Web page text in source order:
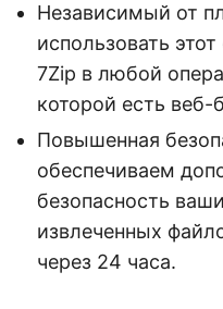
Независимый от
использовать
7Zip в любой
которой есть веб-
Повышенная
обеспечиваем
безопасность
извлеченных
через 24 часа.